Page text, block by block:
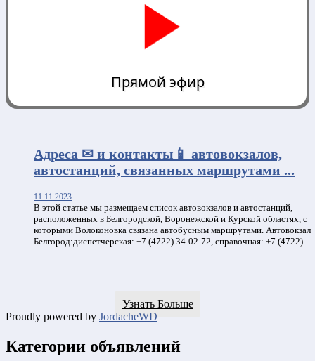
Прямой эфир
Адреса ✉ и контакты📱 автовокзалов,
автостанций, связанных маршрутами ...
11.11.2023
В этой статье мы размещаем список автовокзалов и автостанций,
расположенных в Белгородской, Воронежской и Курской областях, с
которыми Волоконовка связана автобусным маршрутами. Автовокзал
Белгород:диспетчерская: +7 (4722) 34-02-72, справочная: +7 (4722) ...
Узнать Больше
Proudly powered by JordacheWD
Категории объявлений